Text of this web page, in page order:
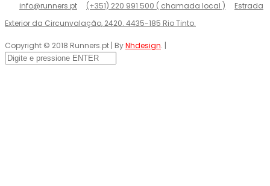
info@runners.pt (+351) 220 991 500 ( chamada local )
Estrada
Exterior da Circunvalação, 2420. 4435-185 Rio Tinto.
Copyright © 2018 Runners.pt | ByNhdesign. |